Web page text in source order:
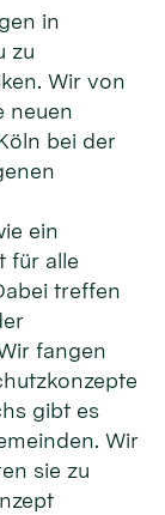
in
zu
Wir von
neuen
bei der
ein
für alle
treffen
fangen
gibt es
Wir
sie zu